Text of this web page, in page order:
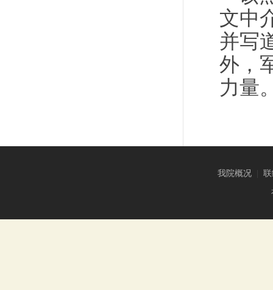
文中
并写
外，
力量
我院概况